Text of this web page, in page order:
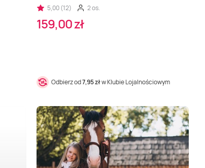
5,00 (12)
2 os.
159,00 zł
Odbierz od7,95 złw Klubie Lojalnościowym